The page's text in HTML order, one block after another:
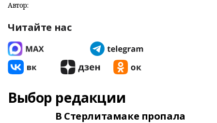
Автор:
Читайте нас
Выбор редакции
В Стерлитамаке пропала